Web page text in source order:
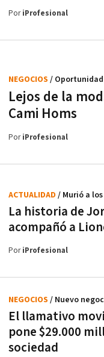
PoriProfesional
Lejos de la
Cami Homs
NEGOCIOS / Oportunidad
PoriProfesional
La historia de
acompañó a
ACTUALIDAD / Murió a
PoriProfesional
El llamativo
pone $29.000
sociedad
NEGOCIOS / Nuevo